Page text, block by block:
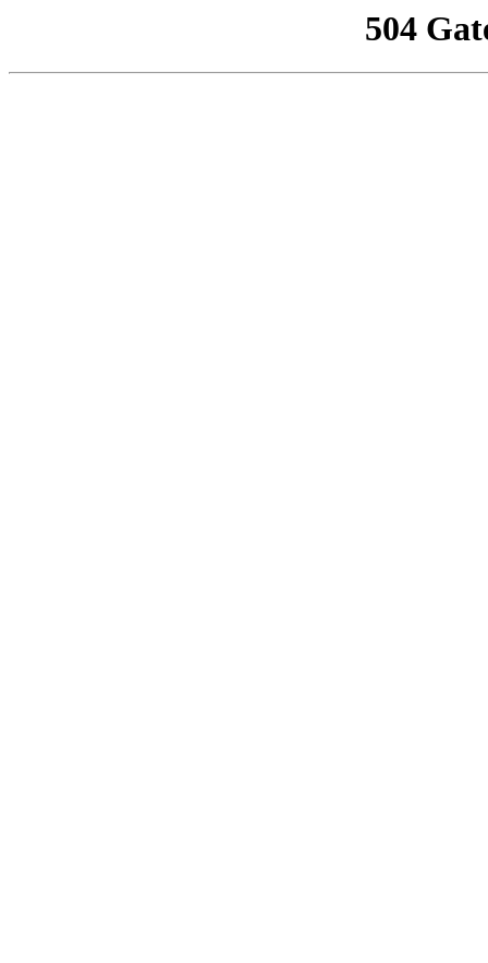
504